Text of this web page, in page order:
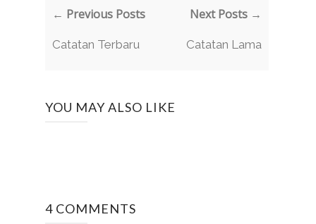
← Previous Posts
Catatan Terbaru
Next Posts →
Catatan Lama
YOU MAY ALSO LIKE
4 COMMENTS